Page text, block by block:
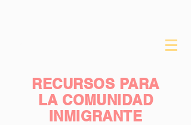
RECURSOS PARA
LA COMUNIDAD
INMIGRANTE